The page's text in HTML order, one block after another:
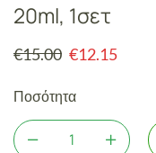
20ml, 1σετ
€15.00 €12.15
Ποσότητα